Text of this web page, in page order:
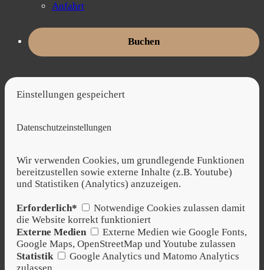
Anfahrt
Buchen
Einstellungen gespeichert
Datenschutzeinstellungen
Wir verwenden Cookies, um grundlegende Funktionen
bereitzustellen sowie externe Inhalte (z.B. Youtube)
und Statistiken (Analytics) anzuzeigen.
Erforderlich*
Notwendige Cookies zulassen damit
die Website korrekt funktioniert
Externe Medien
Externe Medien wie Google Fonts,
Google Maps, OpenStreetMap und Youtube zulassen
Statistik
Google Analytics und Matomo Analytics